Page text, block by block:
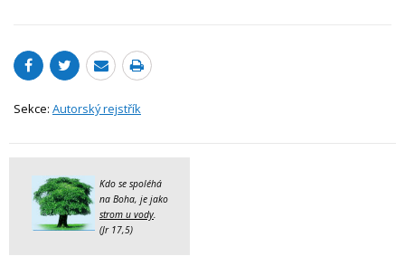
Sekce: Autorský rejstřík
Kdo se spoléhá
na Boha, je jako
strom u vody.
(Jr 17,5)